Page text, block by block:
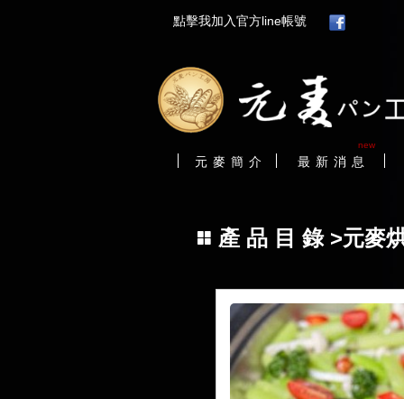
點擊我加入官方line帳號
元 麥 簡 介
new
最 新 消 息
產 品 目 錄 >元麥